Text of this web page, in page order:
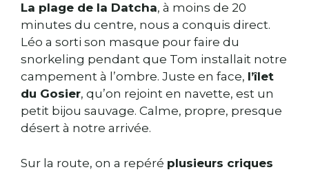
La plage de la Datcha, à moins de 20
minutes du centre, nous a conquis direct.
Léo a sorti son masque pour faire du
snorkeling pendant que Tom installait notre
campement à l’ombre. Juste en face, l’îlet
du Gosier, qu’on rejoint en navette, est un
petit bijou sauvage. Calme, propre, presque
désert à notre arrivée.
Sur la route, on a repéré plusieurs criques